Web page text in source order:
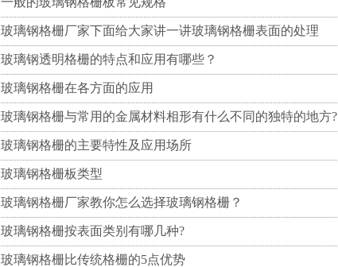
玻璃钢格栅厂家下面给大家讲一讲玻璃钢格栅表面的处理
玻璃钢透明格栅的特点和应用有哪些？
玻璃钢格栅在各方面的应用
玻璃钢格栅与常用的金属材料相形有什么不同的独特的地方?
玻璃钢格栅的主要特性及应用场所
玻璃钢格栅板类型
玻璃钢格栅厂家教你怎么选择玻璃钢格栅？
玻璃钢格栅按表面类别有哪几种?
玻璃钢格栅比传统格栅的5点优势